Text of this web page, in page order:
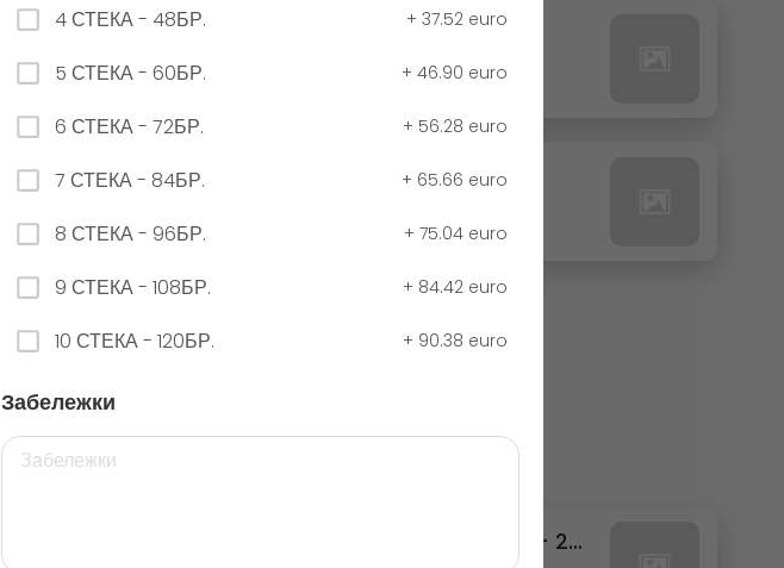
24. РЕДБУЛ БЕЗ КАЛОРИИ
27. РЕДБУЛ ТРОПИК
111. ФАНТА ТРОПИКАЛ КЕН - 250МЛ.
4 СТЕКА - 48БР. +37.52 euro
5 СТЕКА - 60БР. +46.90 euro
6 СТЕКА - 72БР. + 56.28 euro
7 СТЕКА - 84БР. + 65.66 euro
8 СТЕКА - 96БР. +75.04 euro
9 СТЕКА - 108БР. + 84.42 euro
10 СТЕКА - 120БР. + 90.38 euro
Забележки